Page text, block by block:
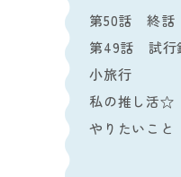
第50話 終話
第49話 試行
小旅行
私の推し活☆
やりたいこと